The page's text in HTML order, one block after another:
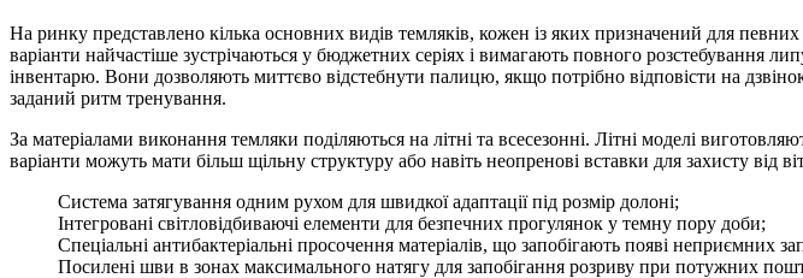
На ринку представлено кілька основних видів темляків, кожен із яких призначений для
варіанти найчастіше зустрічаються у бюджетних серіях і вимагають повного розстебування
інвентарю. Вони дозволяють миттєво відстебнути палицю, якщо потрібно відповісти на
заданий ритм тренування.
За матеріалами виконання темляки поділяються на літні та всесезонні. Літні моделі
варіанти можуть мати більш щільну структуру або навіть неопренові вставки для захисту від
Система затягування одним рухом для швидкої адаптації під розмір долоні;
Інтегровані світловідбиваючі елементи для безпечних прогулянок у темну пору доби;
Спеціальні антибактеріальні просочення матеріалів, що запобігають появі неприємних
Посилені шви в зонах максимального натягу для запобігання розриву при потужних